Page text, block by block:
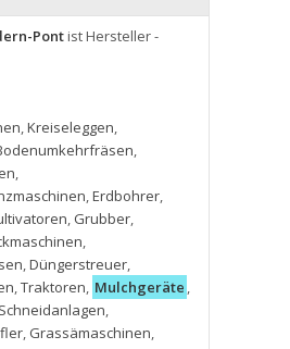
Pontist Hersteller -
,Kreiseleggen,
,
,
,Erdbohrer,
, Grubber,
,
,Düngerstreuer,
,Traktoren, Mulchgeräte ,
,
, Grassämaschinen,